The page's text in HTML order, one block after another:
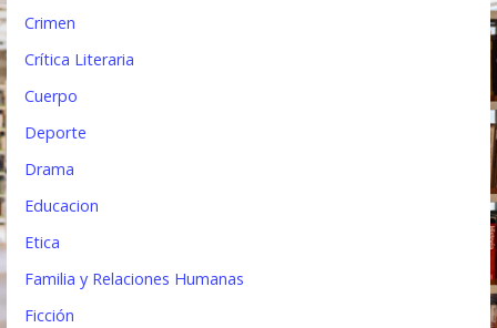
Crimen
Crítica Literaria
Cuerpo
Deporte
Drama
Educacion
Etica
Familia y Relaciones Humanas
Ficción